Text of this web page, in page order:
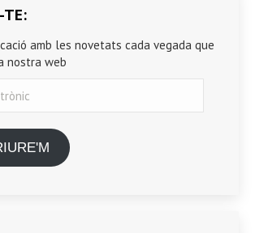
TE:
amb les novetats cada vegada que
nostra web